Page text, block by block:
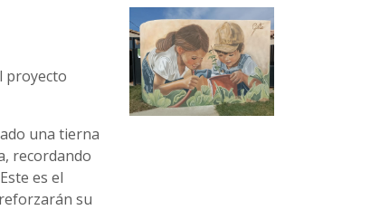
proyecto
una tierna
recordando
es el
su